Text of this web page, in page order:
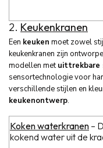
2. Keukenkranen
Een keuken moet zowel
keukenkranen zijn
modellen metuittrekbare
sensortechnologie voor
verschillende stijlen en
keukenontwerp.
Koken waterkranen –
kokend water uit de